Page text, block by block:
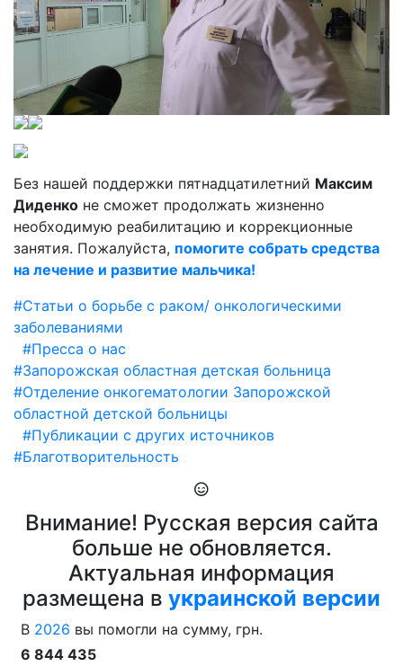
Без нашей поддержки пятнадцатилетний Максим
Диденко не сможет продолжать жизненно
необходимую реабилитацию и коррекционные
занятия. Пожалуйста, помогите собрать средства
на лечение и развитие мальчика!
#Статьи о борьбе с раком/ онкологическими
заболеваниями
#Пресса о нас
#Запорожская областная детская больница
#Отделение онкогематологии Запорожской
областной детской больницы
#Публикации с других источников
#Благотворительность
Внимание! Русская версия сайта
больше не обновляется.
Актуальная информация
размещена в украинской версии
В 2026 вы помогли на сумму, грн.
6 844 435